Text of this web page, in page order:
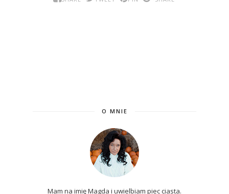
O MNIE
Mam na imię Magda i uwielbiam piec ciasta.